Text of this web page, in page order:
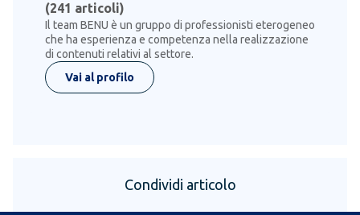
(241 articoli)
Il team BENU è un gruppo di professionisti eterogeneo
che ha esperienza e competenza nella realizzazione
di contenuti relativi al settore.
Vai al profilo
Condividi articolo